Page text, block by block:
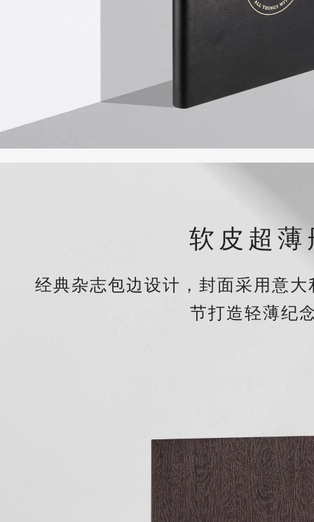
软皮超薄
经典杂志包边设计，封面采用意
节打造轻薄纪